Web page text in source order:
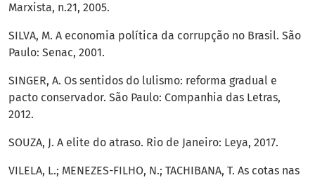
Marxista, n.21, 2005.
SILVA, M. A economia política da corrupção no Brasil. São
Paulo: Senac, 2001.
SINGER, A. Os sentidos do lulismo: reforma gradual e
pacto conservador. São Paulo: Companhia das Letras,
2012.
SOUZA, J. A elite do atraso. Rio de Janeiro: Leya, 2017.
VILELA, L.; MENEZES-FILHO, N.; TACHIBANA, T. As cotas nas